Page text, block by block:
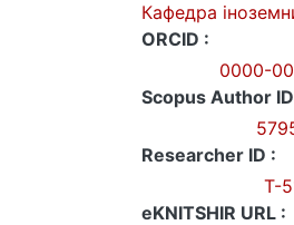
Кафедра
ORCID :
0000-
Scopus Author
Researcher ID :
T-
eKNITSHIR URL :